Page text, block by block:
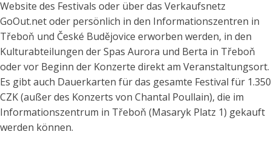
Website des Festivals oder über das Verkaufsnetz
GoOut.net oder persönlich in den Informationszentren in
Třeboň und České Budějovice erworben werden, in den
Kulturabteilungen der Spas Aurora und Berta in Třeboň
oder vor Beginn der Konzerte direkt am Veranstaltungsort.
Es gibt auch Dauerkarten für das gesamte Festival für 1.350
CZK (außer des Konzerts von Chantal Poullain), die im
Informationszentrum in Třeboň (Masaryk Platz 1) gekauft
werden können.